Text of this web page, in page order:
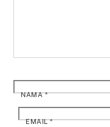
NAMA*
EMAIL*